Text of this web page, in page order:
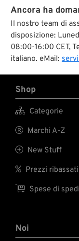
Ancora ha
Il nostro team di
disposizione:
08:00-16:00 CET,
italiano. eMail:
Shop
 Categorie
 Marchi A-Z
 New Stuff
 Prezzi ribassati
 Spese di
Noi